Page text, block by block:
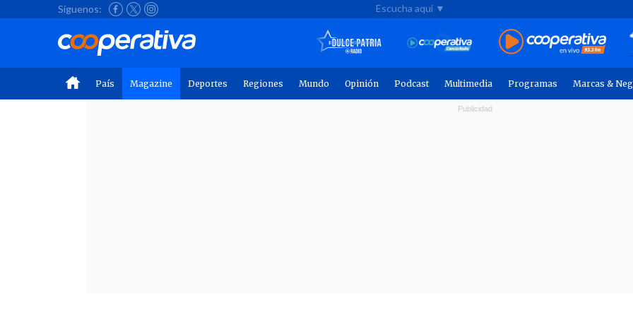
Síguenos: Escucha aquí ▼
País Magazine Deportes Regiones Mundo Opinión Podcast Multimedia Programas Marcas &